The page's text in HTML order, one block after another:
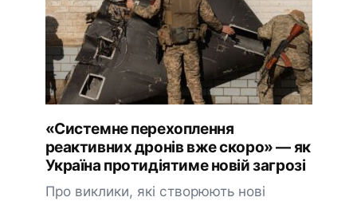
«Системне перехоплення
реактивних дронів вже скоро» — як
Україна протидіятиме новій загрозі
Про виклики, які створюють нові